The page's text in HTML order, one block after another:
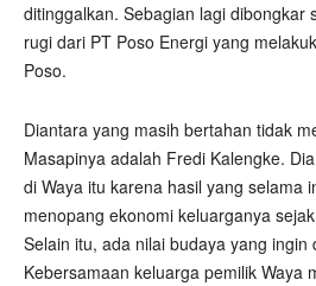
ditinggalkan. Sebagian lagi dibongkar
rugi dari PT Poso Energi yang
Poso.
Diantara yang masih bertahan tidak
Masapinya adalah Fredi Kalengke.
di Waya itu karena hasil yang selama
menopang ekonomi keluarganya
Selain itu, ada nilai budaya yang ingin
Kebersamaan keluarga pemilik Waya